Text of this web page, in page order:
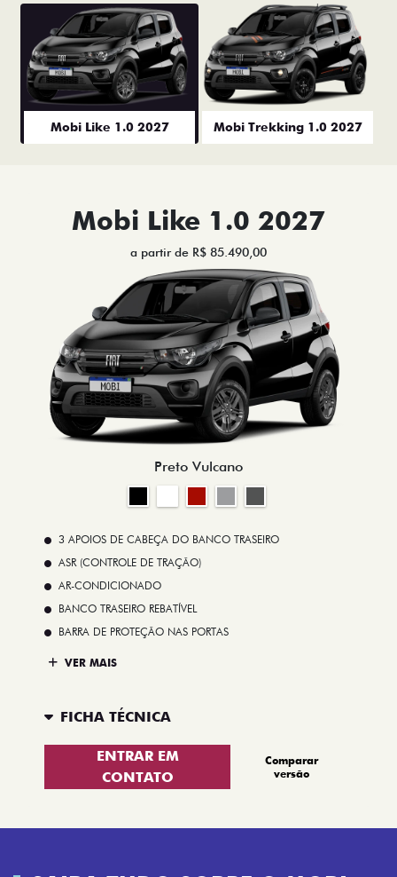
Mobi Like 1.0 2027 Mobi Trekking 1.0 2027
Mobi Like 1.0 2027
a partir de R$ 85.490,00
Preto Vulcano
3 APOIOS DE CABEÇA DO BANCO TRASEIRO
ASR (CONTROLE DE TRAÇÃO)
AR-CONDICIONADO
BANCO TRASEIRO REBATÍVEL
BARRA DE PROTEÇÃO NAS PORTAS
VER MAIS
FICHA TÉCNICA
ENTRAR EM
CONTATO
Comparar
versão